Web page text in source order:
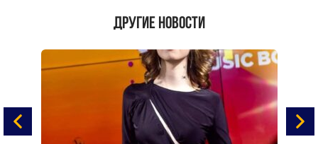
Другие новости